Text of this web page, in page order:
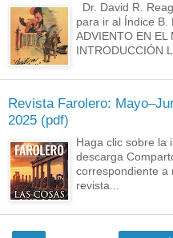
Dr. David R.
para ir al Índice B.
ADVIENTO EN EL
INTRODUCCIÓN
Revista Farolero:
2025 (pdf)
Haga clic sobre la
descarga
correspondiente a
revista...